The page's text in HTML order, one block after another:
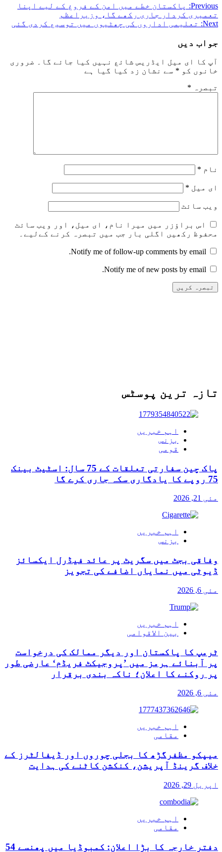
Post
navigation
Previous:
پاکستان خطے میں امن کے فروغ کے لیے اپنا
تعمیری کردار جاری رکھے گا، وزیراعظم
Next:
تعلیمی اداروں کی چھٹیوں میں توسیع کردی گئی
جواب دیں
آپ کا ای میل ایڈریس شائع نہیں کیا جائے گا۔
ضروری
خانوں کو * سے نشان زد کیا گیا ہے
تبصرہ *
نام *
ای میل *
ویب‌ سائٹ
اس براؤزر میں میرا نام، ای میل، اور ویب سائٹ
محفوظ رکھیں اگلی بار جب میں تبصرہ کرنے کےلیے۔
Notify me of follow-up comments by email.
Notify me of new posts by email.
تازہ ترین پوسٹس
اہم خبریں
بزنس
قومی
پاک چین سفارتی تعلقات کے 75 سال: اسٹیٹ بینک
75 روپے کا یادگاری سکہ جاری کرے گا
مئی 21, 2026
اہم خبریں
بزنس
وفاقی بجٹ میں سگریٹ پر عائد فیڈرل ایکسائز
ڈیوٹی میں نمایاں اضافے کی تجویز
مئی 6, 2026
اہم خبریں
بین الاقوامی
ٹرمپ کا پاکستان اور دیگر ممالک کی درخواست
پر آبنائے ہرمز میں ’پروجیکٹ فریڈم‘ عارضی طور
پر روکنے کا اعلان؛ ناکہ بندی برقرار
مئی 6, 2026
اہم خبریں
مقامی
میپکو مظفرگڑھ کا بجلی چوروں اور ڈیفالٹرز کے
خلاف گرینڈ آپریشن، کنکشن کاٹنے کی ہدایت
اپریل 29, 2026
اہم خبریں
مقامی
دفتر خارجہ کا بڑا اعلان: کمبوڈیا میں پھنسے 54